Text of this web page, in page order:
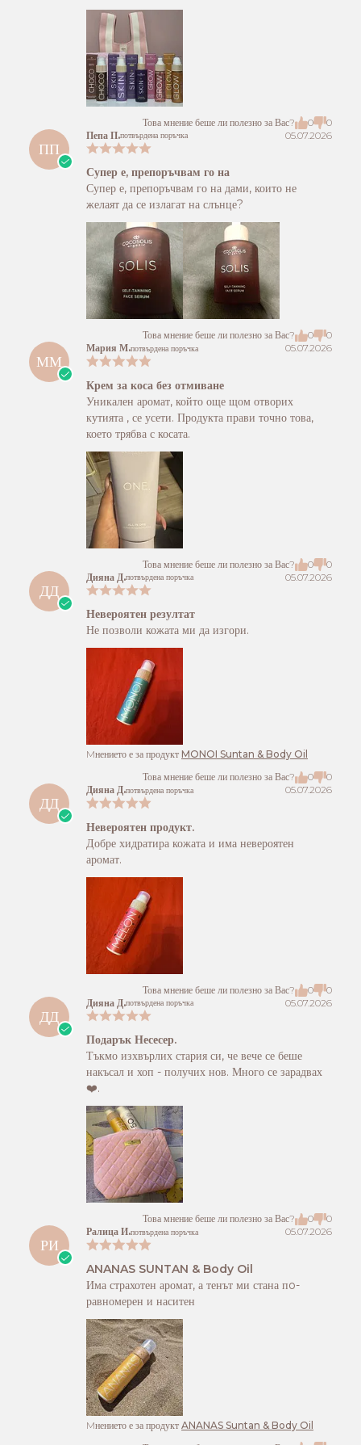
Това мнение беше ли полезно за Вас? 0 0
ПП
Пепа П.потвърдена поръчка 05.07.2026
Супер е, препоръчвам го на
Супер е, препоръчвам го на дами, които не
желаят да се излагат на слънце?
Това мнение беше ли полезно за Вас? 0 0
ММ
Мария М.потвърдена поръчка 05.07.2026
Крем за коса без отмиване
Уникален аромат, който още щом отворих
кутията , се усети. Продукта прави точно това,
което трябва с косата.
Това мнение беше ли полезно за Вас? 0 0
ДД
Дияна Д.потвърдена поръчка 05.07.2026
Невероятен резултат
Не позволи кожата ми да изгори.
Mнението е за продукт MONOI Suntan & Body Oil
Това мнение беше ли полезно за Вас?
0 0
ДД
Дияна Д.потвърдена поръчка 05.07.2026
Невероятен продукт.
Добре хидратира кожата и има невероятен
аромат.
Това мнение беше ли полезно за Вас? 0 0
ДД
Дияна Д.потвърдена поръчка 05.07.2026
Подарък Несесер.
Тъкмо изхвърлих стария си, че вече се беше
накъсал и хоп - получих нов. Много се зарадвах
❤️.
Това мнение беше ли полезно за Вас? 0 0
РИ
Ралица И.потвърдена поръчка 05.07.2026
ANANAS SUNTAN & Body Oil
Има страхотен аромат, а тенът ми стана пo-
равномерен и наситен
Mнението е за продукт ANANAS Suntan & Body Oil